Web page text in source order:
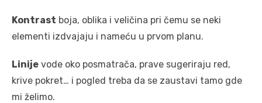
Kontrast boja, oblika i veličina pri čemu se neki
elementi izdvajaju i nameću u prvom planu.
Linije vode oko posmatrača, prave sugeriraju red,
krive pokret… i pogled treba da se zaustavi tamo gde
mi želimo.